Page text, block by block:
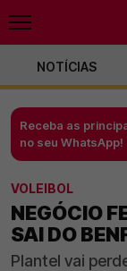
NOTÍCIAS
Receba as
no seu WhatsApp!
VOLEIBOL
NEGÓCIO
SAI DO
Plantel vai